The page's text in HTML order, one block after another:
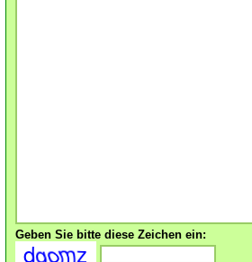
Geben Sie bitte diese Zeichen ein: